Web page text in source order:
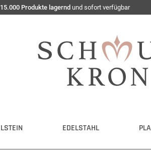
Produkte lagernd und sofort verfügbar
EDELSTAHL